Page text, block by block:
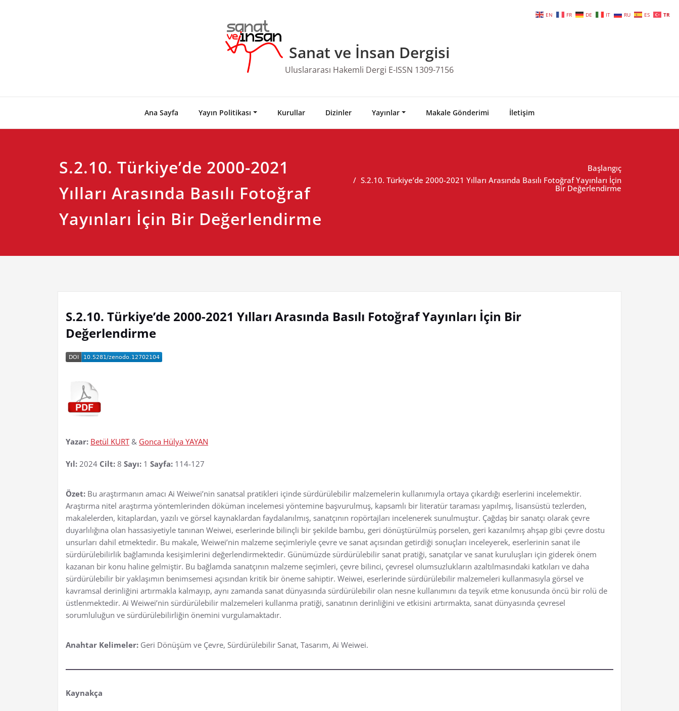
Sanat ve İnsan Dergisi
Uluslararası Hakemli Dergi E-ISSN 1309-7156
Ana Sayfa Yayın Politikası Kurullar Dizinler Yayınlar Makale Gönderimi İletişim
S.2.10. Türkiye’de 2000-2021
Yılları Arasında Basılı Fotoğraf
Yayınları İçin Bir Değerlendirme
Başlangıç
S.2.10. Türkiye’de 2000-2021 Yılları Arasında Basılı Fotoğraf Yayınları İçin
Bir Değerlendirme
S.2.10. Türkiye’de 2000-2021 Yılları Arasında Basılı Fotoğraf Yayınları İçin Bir
Değerlendirme
Yazar: Betül KURT& Gonca Hülya YAYAN
Yıl: 2024 Cilt: 8 Sayı: 1 Sayfa: 114-127
Özet: Bu araştırmanın amacı Ai Weiwei’nin sanatsal pratikleri içinde sürdürülebilir malzemelerin kullanımıyla ortaya çıkardığı eserlerini incelemektir.
Araştırma nitel araştırma yöntemlerinden döküman incelemesi yöntemine başvurulmuş, kapsamlı bir literatür taraması yapılmış, lisansüstü tezlerden,
makalelerden, kitaplardan, yazılı ve görsel kaynaklardan faydalanılmış, sanatçının ropörtajları incelenerek sunulmuştur. Çağdaş bir sanatçı olarak çevre
duyarlılığına olan hassasiyetiyle tanınan Weiwei, eserlerinde bilinçli bir şekilde bambu, geri dönüştürülmüş porselen, geri kazanılmış ahşap gibi çevre dostu
unsurları dahil etmektedir. Bu makale, Weiwei’nin malzeme seçimleriyle çevre ve sanat açısından getirdiği sonuçları inceleyerek, eserlerinin sanat ile
sürdürülebilirlik bağlamında kesişimlerini değerlendirmektedir. Günümüzde sürdürülebilir sanat pratiği, sanatçılar ve sanat kuruluşları için giderek önem
kazanan bir konu haline gelmiştir. Bu bağlamda sanatçının malzeme seçimleri, çevre bilinci, çevresel olumsuzlukların azaltılmasındaki katkıları ve daha
sürdürülebilir bir yaklaşımın benimsemesi açısından kritik bir öneme sahiptir. Weiwei, eserlerinde sürdürülebilir malzemeleri kullanmasıyla görsel ve
kavramsal derinliğini artırmakla kalmayıp, aynı zamanda sanat dünyasında sürdürülebilir olan nesne kullanımını da teşvik etme konusunda öncü bir rolü de
üstlenmektedir. Ai Weiwei’nin sürdürülebilir malzemeleri kullanma pratiği, sanatının derinliğini ve etkisini artırmakta, sanat dünyasında çevresel
sorumluluğun ve sürdürülebilirliğin önemini vurgulamaktadır.
Anahtar Kelimeler: Geri Dönüşüm ve Çevre, Sürdürülebilir Sanat, Tasarım, Ai Weiwei.
Kaynakça
EN FR DE IT RU ES TR